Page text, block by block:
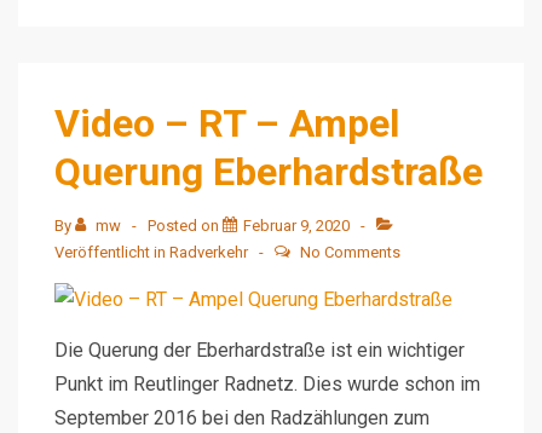
jetzt?
Video – RT – Ampel
Querung Eberhardstraße
By mw Posted on
Februar 9, 2020
Veröffentlicht in Radverkehr No Comments
Die Querung der Eberhardstraße ist ein wichtiger
Punkt im Reutlinger Radnetz. Dies wurde schon im
September 2016 bei den Radzählungen zum